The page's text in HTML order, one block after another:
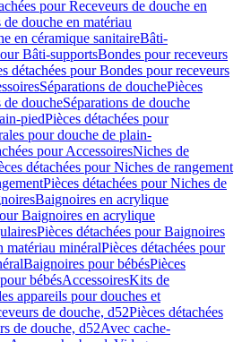
pour Receveurs de douche en
de douche en matériau
en céramique sanitaireBâti-
Bâti-supportsBondes pour receveurs
détachées pour Bondes pour receveurs
Séparations de douchePièces
de doucheSéparations de douche
piedPièces détachées pour
pour douche de plain-
pour AccessoiresNiches de
détachées pour Niches de rangement
Pièces détachées pour Niches de
Baignoires en acrylique
Baignoires en acrylique
Pièces détachées pour Baignoires
matériau minéralPièces détachées pour
Baignoires pour bébésPièces
bébésAccessoiresKits de
appareils pour douches et
de douche, d52Pièces détachées
de douche, d52Avec cache-